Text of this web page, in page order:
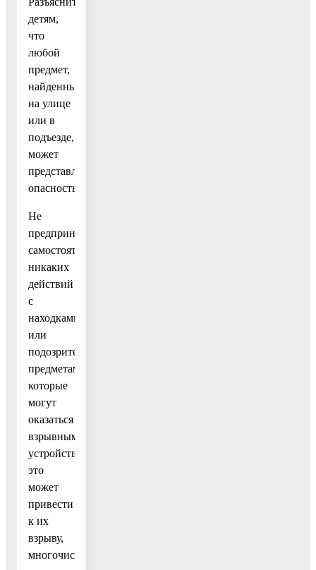
детям,
что
любой
предмет,
найденный
на улице
или в
подъезде,
может
представлять
опасность.
Не
предпринимайте
самостоятельно
никаких
действий
с
находками
или
подозрительными
предметами,
которые
могут
оказаться
взрывными
устройствами,
это
может
привести
к их
взрыву,
многочисленным